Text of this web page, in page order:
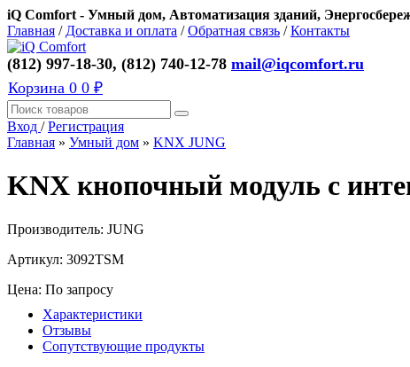
iQ Comfort - Умный дом, Автоматизация зданий,
Главная / Доставка и оплата /Обратная связь /Контакты
(812) 997-18-30, (812) 740-12-78 mail@iqcomfort.ru
Корзина 0 0 ₽
Вход /Регистрация
Главная » Умный дом » KNX JUNG
KNX кнопочный модуль с
Производитель: JUNG
Артикул: 3092TSM
Цена: По запросу
Характеристики
Отзывы
Сопутствующие продукты